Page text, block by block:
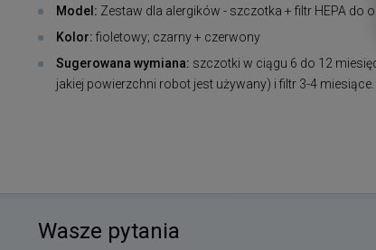
Model: Zestaw dla alergików - szczotka + filtr HEPA do
Kolor: fioletowy; czarny + czerwony
Sugerowana wymiana: szczotki w ciągu 6 do 12
jakiej powierzchni robot jest używany) i filtr 3-4 miesiące.
Wasze pytania